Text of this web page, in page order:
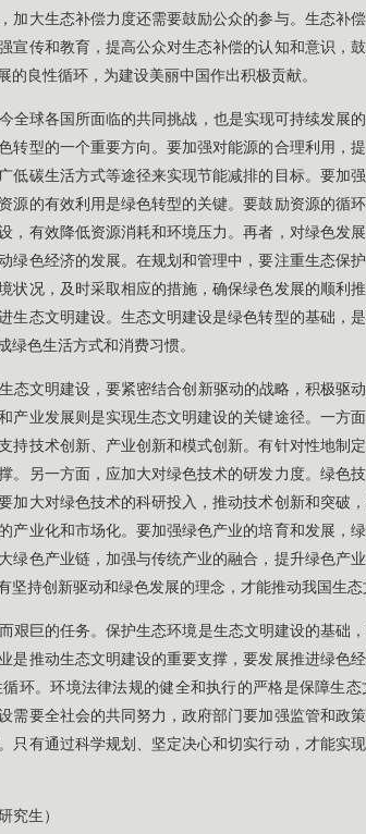
加大生态补偿力度还需要鼓励公众的参与。生态补
宣传和教育，提高公众对生态补偿的认知和意识，
良性循环，为建设美丽中国作出积极贡献。
全球各国所面临的共同挑战，也是实现可持续发展
转型的一个重要方向。要加强对能源的合理利用，
低碳生活方式等途径来实现节能减排的目标。要加
源的有效利用是绿色转型的关键。要鼓励资源的循
，有效降低资源消耗和环境压力。再者，对绿色发
绿色经济的发展。在规划和管理中，要注重生态保
状况，及时采取相应的措施，确保绿色发展的顺利
生态文明建设。生态文明建设是绿色转型的基础，
色生活方式和消费习惯。
态文明建设，要紧密结合创新驱动的战略，积极驱
产业发展则是实现生态文明建设的关键途径。一方
持技术创新、产业创新和模式创新。有针对性地制
。另一方面，应加大对绿色技术的研发力度。绿色
加大对绿色技术的科研投入，推动技术创新和突破
产业化和市场化。要加强绿色产业的培育和发展，
绿色产业链，加强与传统产业的融合，提升绿色产
持创新驱动和绿色发展的理念，才能推动我国生态
艰巨的任务。保护生态环境是生态文明建设的基础
是推动生态文明建设的重要支撑，要发展推进绿色
环。环境法律法规的健全和执行的严格是保障生
需要全社会的共同努力，政府部门要加强监管和政
只有通过科学规划、坚定决心和切实行动，才能实
究生）